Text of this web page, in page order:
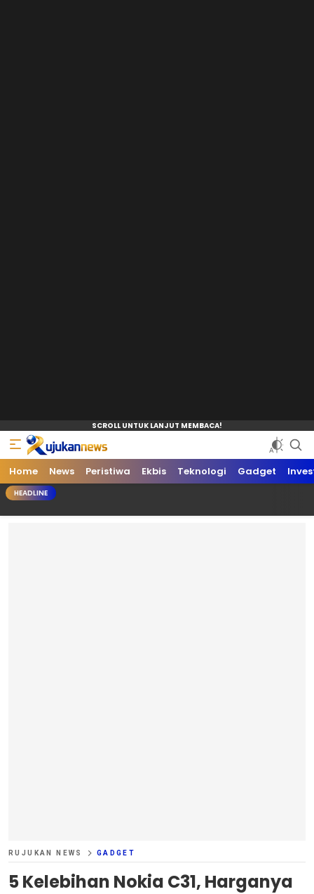
Home News Peristiwa Ekbis Teknologi Gadget
HEADLINE
RUJUKAN NEWS GADGET
5 Kelebihan Nokia C31, Harganya